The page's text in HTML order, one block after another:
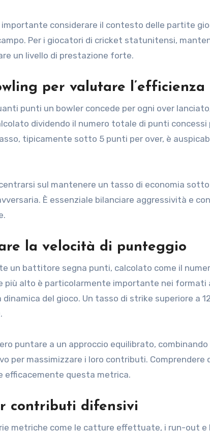
considerare il contesto delle partite
Per i giocatori di cricket statunitensi,
un livello di prestazione forte.
per valutare l’efficienza
punti un bowler concede per ogni over
dividendo il numero totale di punti concessi
tipicamente sotto 5 punti per over, è
sul mantenere un tasso di economia
È essenziale bilanciare aggressività e
la velocità di punteggio
un battitore segna punti, calcolato come il
più alto è particolarmente importante nei formati
del gioco. Un tasso di strike superiore a
puntare a un approccio equilibrato, combinando
per massimizzare i loro contributi. Comprendere
questa metrica.
contributi difensivi
metriche come le catture effettuate, i run-out e